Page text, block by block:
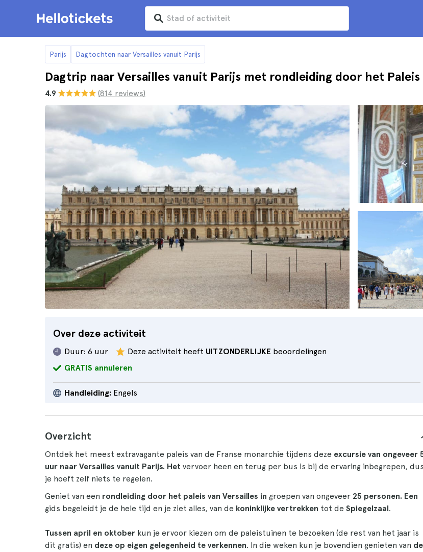
Parijs Dagtochten naar Versailles vanuit Parijs
Dagtrip naar Versailles vanuit Parijs met rondleiding door het
4.9 (814 reviews)
Over deze activiteit
Duur: 6 uur Deze activiteit heeft UITZONDERLIJKE beoordelingen
GRATIS annuleren
Handleiding: Engels
Overzicht
Ontdek het meest extravagante paleis van de Franse monarchie tijdens deze excursie van ongeveer
uur naar Versailles vanuit Parijs. Het vervoer heen en terug per bus is bij de ervaring inbegrepen, dus
je hoeft zelf niets te regelen.
Geniet van een rondleiding door het paleis van Versailles in groepen van ongeveer 25 personen. Een
gids begeleidt je de hele tijd en je ziet alles, van de koninklijke vertrekken tot de Spiegelzaal.
Tussen april en oktober kun je ervoor kiezen om de paleistuinen te bezoeken (de rest van het jaar is
dit gratis) en deze op eigen gelegenheid te verkennen. In die weken kun je bovendien genieten van de